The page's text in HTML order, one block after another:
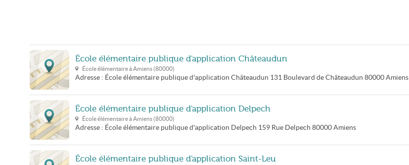
École élémentaire publique d'application Châteaudun
École élémentaire àAmiens (80000)
Adresse : École élémentaire publique d'application Châteaudun 131 Boulevard de Châteaudun 80000 Amiens
École élémentaire publique d'application Delpech
École élémentaire àAmiens (80000)
Adresse : École élémentaire publique d'application Delpech 159 Rue Delpech 80000 Amiens
École élémentaire publique d'application Saint-Leu